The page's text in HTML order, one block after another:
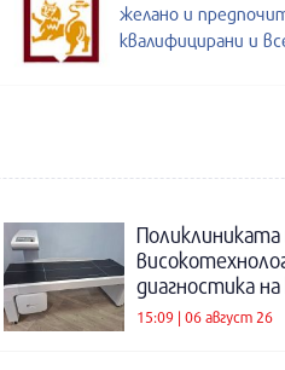
желано и
квалифицирани и
Поликлиниката
диагностика
15:09 | 06 август 26